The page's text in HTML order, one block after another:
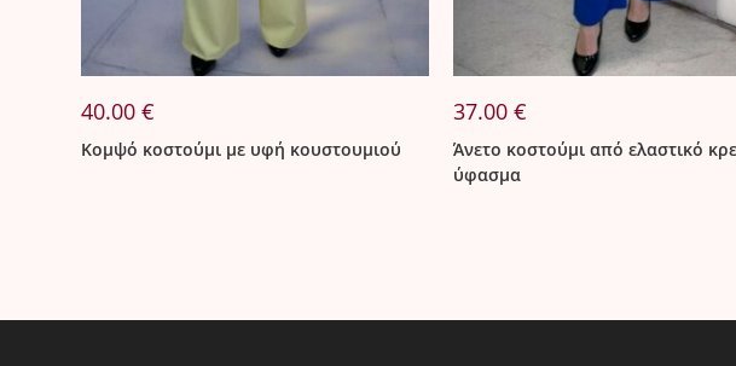
40.00€
Κομψό κοστούμι με υφή κουστουμιού
37.00 €
Άνετο κοστούμι από ελαστικό
ύφασμα